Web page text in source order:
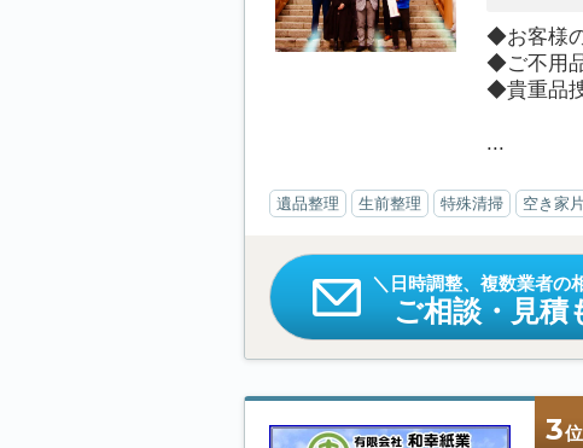
◆お客様
◆ご不用
◆貴重品
...
遺品整理 生前整理 特殊清掃 空き家
日時調整、複数業者の
ご相談・見積
3位